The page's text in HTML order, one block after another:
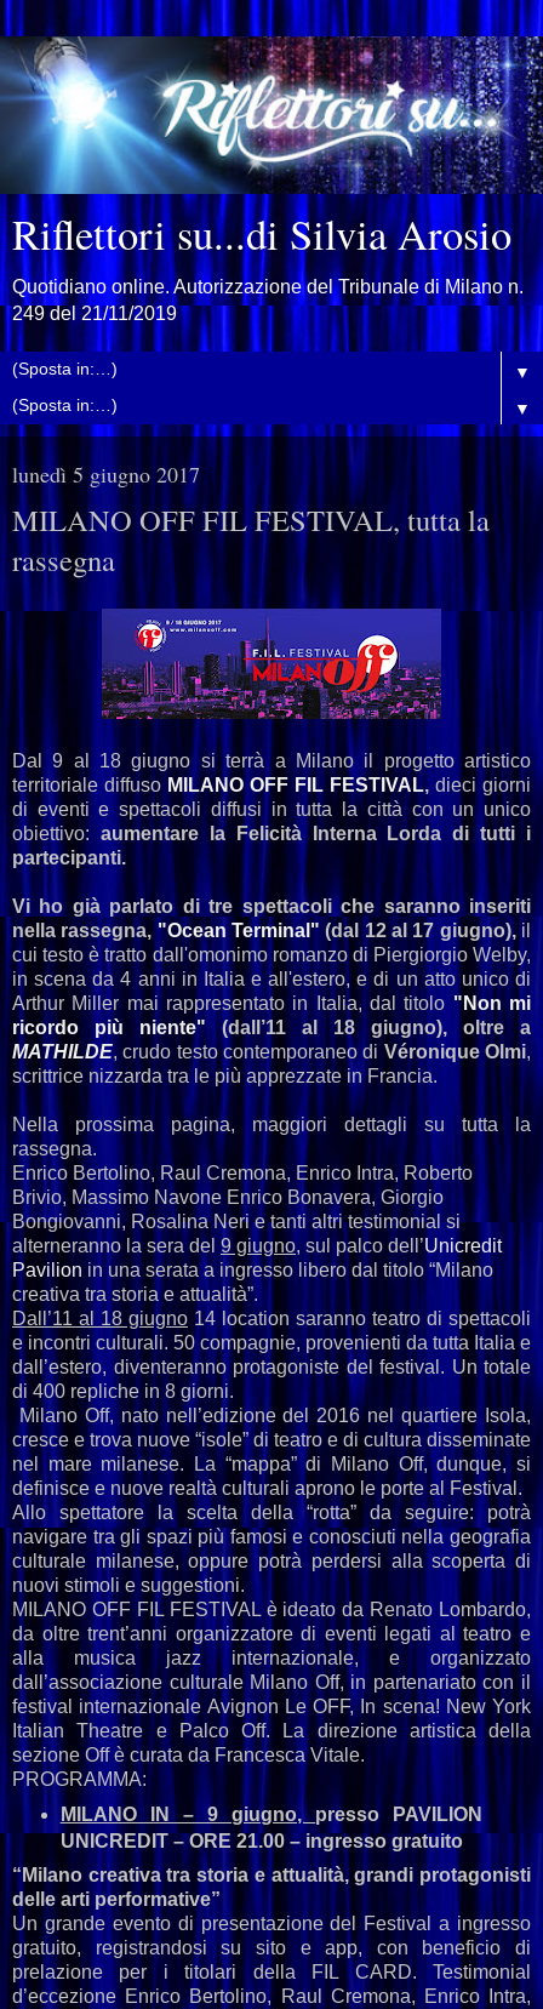
Riflettori su...di Silvia Arosio
Quotidiano online. Autorizzazione del Tribunale di Milano n.
249 del 21/11/2019
▼
▼
lunedì 5 giugno 2017
MILANO OFF FIL FESTIVAL, tutta la
rassegna
Dal 9 al 18 giugno si terrà a Milano il progetto artistico
territoriale diffuso MILANO OFF FIL FESTIVAL, dieci giorni
di eventi e spettacoli diffusi in tutta la città con un unico
obiettivo: aumentare la Felicità Interna Lorda di tutti i
partecipanti.
Vi ho già parlato di tre spettacoli che saranno inseriti
nella rassegna, "Ocean Terminal" (dal 12 al 17 giugno),il
cui testo è tratto dall'omonimo romanzo di Piergiorgio Welby,
in scena da 4 anni in Italia e all'estero, e di un atto unico di
Arthur Miller mai rappresentato in Italia, dal titolo "Non mi
ricordo più niente" (dall’11 al 18 giugno), oltre a
MATHILDE, crudo testo contemporaneo di Véronique Olmi,
scrittrice nizzarda tra le più apprezzate in Francia.
Nella prossima pagina, maggiori dettagli su tutta la
rassegna.
Enrico Bertolino, Raul Cremona, Enrico Intra, Roberto
Brivio, Massimo Navone Enrico Bonavera, Giorgio
Bongiovanni, Rosalina Neri e tanti altri testimonial si
alterneranno la sera del 9 giugno, sul palco dell’Unicredit
Pavilion in una serata a ingresso libero dal titolo “Milano
creativa tra storia e attualità”.
Dall’11 al 18 giugno 14 location saranno teatro di spettacoli
e incontri culturali. 50 compagnie, provenienti da tutta Italia e
dall’estero, diventeranno protagoniste del festival. Un totale
di 400 repliche in 8 giorni.
Milano Off, nato nell’edizione del 2016 nel quartiere Isola,
cresce e trova nuove “isole” di teatro e di cultura disseminate
nel mare milanese. La “mappa” di Milano Off, dunque, si
definisce e nuove realtà culturali aprono le porte al Festival.
Allo spettatore la scelta della “rotta” da seguire: potrà
navigare tra gli spazi più famosi e conosciuti nella geografia
culturale milanese, oppure potrà perdersi alla scoperta di
nuovi stimoli e suggestioni.
MILANO OFF FIL FESTIVAL è ideato da Renato Lombardo,
da oltre trent’anni organizzatore di eventi legati al teatro e
alla musica jazz internazionale, e organizzato
dall’associazione culturale Milano Off, in partenariato con il
festival internazionale Avignon Le OFF, In scena! New York
Italian Theatre e Palco Off. La direzione artistica della
sezione Off è curata da Francesca Vitale.
PROGRAMMA:
MILANO IN – 9 giugno,presso PAVILION
UNICREDIT – ORE 21.00 – ingresso gratuito
“Milano creativa tra storia e attualità, grandi protagonisti
delle arti performative”
Un grande evento di presentazione del Festival a ingresso
gratuito, registrandosi su sito e app, con beneficio di
prelazione per i titolari della FIL CARD. Testimonial
d’eccezione Enrico Bertolino, Raul Cremona, Enrico Intra,